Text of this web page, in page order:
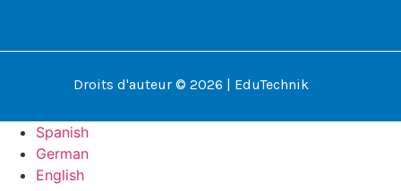
Droits d'auteur © 2026 | EduTechnik
Spanish
German
English